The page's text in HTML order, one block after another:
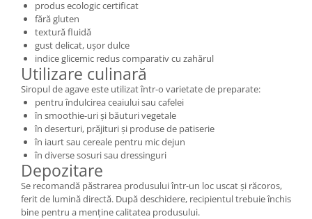
produs ecologic certificat
fără gluten
textură fluidă
gust delicat, ușor dulce
indice glicemic redus comparativ cu zahărul
Utilizare culinară
Siropul de agave este utilizat într-o varietate de preparate:
pentru îndulcirea ceaiului sau cafelei
în smoothie-uri și băuturi vegetale
în deserturi, prăjituri și produse de patiserie
în iaurt sau cereale pentru mic dejun
în diverse sosuri sau dressinguri
Depozitare
Se recomandă păstrarea produsului într-un loc uscat și răcoros,
ferit de lumină directă. După deschidere, recipientul trebuie închis
bine pentru a menține calitatea produsului.